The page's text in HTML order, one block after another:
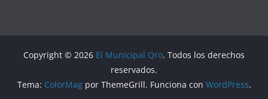
Copyright © 2026 El Municipal Qro. Todos los derechos
reservados.
Tema: ColorMagpor ThemeGrill. Funciona con WordPress.